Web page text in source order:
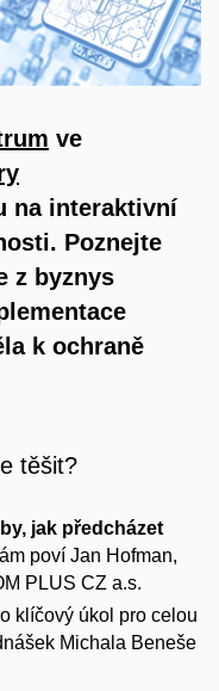
ve
na interaktivní
Poznejte
z byznys
k ochraně
těšit?
jak předcházet
poví Jan Hofman,
PLUS CZ a.s.
klíčový úkol pro celou
Michala Beneše